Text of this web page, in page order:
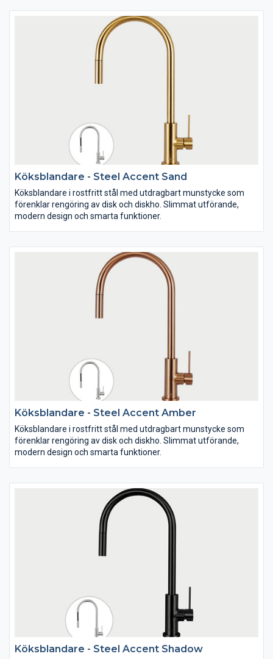
Köksblandare - Steel Accent Sand
Köksblandare i rostfritt stål med utdragbart munstycke som
förenklar rengöring av disk och diskho. Slimmat utförande,
modern design och smarta funktioner.
Köksblandare - Steel Accent Amber
Köksblandare i rostfritt stål med utdragbart munstycke som
förenklar rengöring av disk och diskho. Slimmat utförande,
modern design och smarta funktioner.
Köksblandare - Steel Accent Shadow